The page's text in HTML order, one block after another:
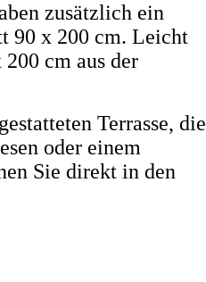
zusätzlich ein
90 x 200 cm. Leicht
cm aus der
Terrasse, die
oder einem
Sie direkt in den